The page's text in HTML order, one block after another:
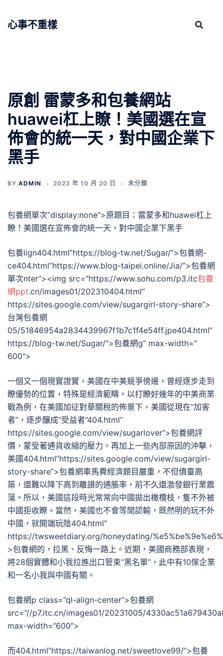
心事不重樣
原創 雷蒙多和包養網站
huawei杠上瞭！美國選在宣
佈會的統一天，對中國企業下
黑手
BY ADMIN 2023 年 10 月 20 日 未分類
包養網單次“display:none”>原題目：雷蒙多和huawei杠上
瞭！美國選在宣佈會的統一天，對中國企業下黑手
包養lign404.html”https://blog-tw.net/Sugar/”>包養網-
ce404.html”https://www.blog-taipei.online/Jia/”>包養網
單次nter”><img src="https://www.sohu.com/p3.itc包養
網ppt.cn/images01/202310404.html”
https://sites.google.com/view/sugargirl-story-share”>
台灣包養網
05/51846954a2834439967f1b7c1f4e54ff.jpe404.html”
https://blog-tw.net/Sugar/”>包養網g” max-width=”
600″>
一個又一個現實證實，美國在中美競爭傍邊，曾經逐步走到
瞭優勢的位置，特殊是經濟範疇。以打瞭好幾年的中美商業
戰為例，在美國加征對華關稅的佈景下，美國從現在“加害
者”，逐步釀成“受益者”404.html”
https://sites.google.com/view/sugarlover”>包養網評
價，蒙受著通貨收縮的壓力。再加上一些內部原因的沖擊，
美國404.html”https://sites.google.com/view/sugargirl-
story-share”>包養網車馬費經濟題目嚴重，不但債臺高
築，還難以降下高到離譜的通脹率，前不久還激發銀行業震
蕩。所以，美國這段時光常常向中國拋出橄欖枝，隻不外被
中國拒收瞭。當然，美國也不會等閒認輸，既然明的玩不外
中國，就開端玩陰404.html”
https://twsweetdiary.org/honeydating/
>包養網的，拉黑、反悔一路上。近期，美國商務部表現，
將28個實體和小我拉進出口管束“黑名單”，此中有10傢企業
和一名小我與中國有關。
包養網p class=”ql-align-center”>包養網
src=”//p7.itc.cn/images01/20231005/
max-width=”600″>
而404.html”https://taiwanlog.net/sweetlove99/”>包養